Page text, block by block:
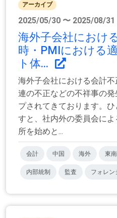
アーカイブ
2025/05/30 〜 2025/08/31
海外子会社におけ
時・PMIにおける
ト体...
海外子会社における会計
連の不正などの不祥事の
プされてきております。
すと、社内外の委員会に
所を始めと...
会計 中国 海外 東
内部統制 監査 フォレン